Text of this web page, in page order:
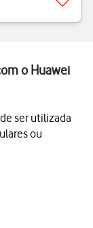
o Huawei
ser utilizada
ou